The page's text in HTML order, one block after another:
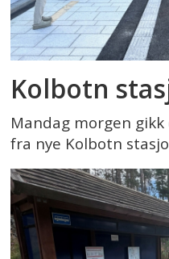
Kolbotn
Mandag morgen
fra nye Kolbotn